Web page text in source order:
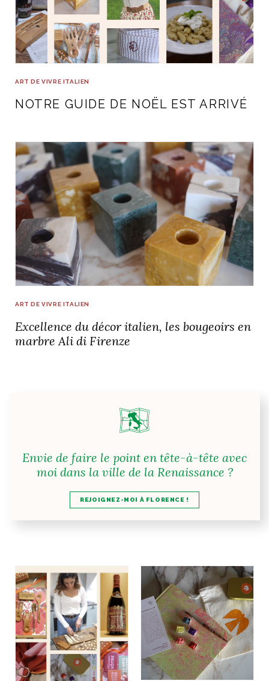
ART DE VIVRE ITALIEN
NOTRE GUIDE DE NOËL EST ARRIVÉ
ART DE VIVRE ITALIEN
Excellence du décor italien, les bougeoirs en
marbre Ali di Firenze
Envie de faire le point en tête-à-tête avec
moi dans la ville de la Renaissance ?
REJOIGNEZ-MOI À FLORENCE !